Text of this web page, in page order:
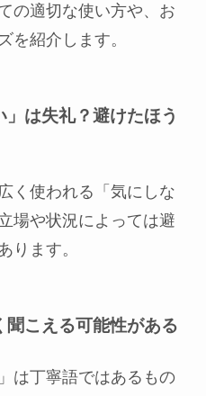
の適切な使い方や、お
を紹介します。
」は失礼？避けたほう
く使われる「気にしな
場や状況によっては避
ります。
こえる可能性がある
は丁寧語ではあるもの